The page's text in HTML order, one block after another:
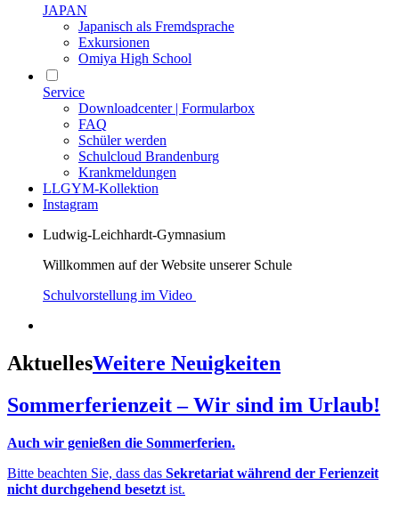
JAPAN
Japanisch als Fremdsprache
Exkursionen
Omiya High School
Service
Downloadcenter | Formularbox
FAQ
Schüler werden
Schulcloud Brandenburg
Krankmeldungen
LLGYM-Kollektion
Instagram
Ludwig-Leichhardt-Gymnasium
Willkommen auf der Website unserer Schule
Schulvorstellung im Video
AktuellesWeitere Neuigkeiten
Sommerferienzeit – Wir sind im Urlaub!
Auch wir genießen die Sommerferien.
Bitte beachten Sie, dass das Sekretariat während der Ferienzeit
nicht durchgehend besetzt ist.